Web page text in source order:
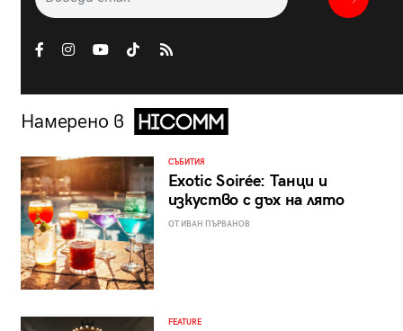
Намерено в
СЪБИТИЯ
Exotic Soirée: Танци и
изкуство с дъх на лято
ОТ ИВАН ПЪРВАНОВ
FEATURE